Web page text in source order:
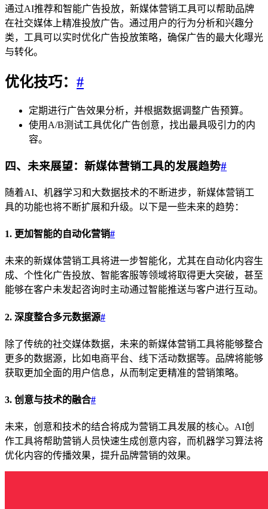
通过AI推荐和智能广告投放，新媒体营销工具可以帮助品牌
在社交媒体上精准投放广告。通过用户的行为分析和兴趣分
类，工具可以实时优化广告投放策略，确保广告的最大化曝光
与转化。
优化技巧： #
定期进行广告效果分析，并根据数据调整广告预算。
使用A/B测试工具优化广告创意，找出最具吸引力的内
容。
四、未来展望：新媒体营销工具的发展趋势#
随着AI、机器学习和大数据技术的不断进步，新媒体营销工
具的功能也将不断扩展和升级。以下是一些未来的趋势：
1. 更加智能的自动化营销#
未来的新媒体营销工具将进一步智能化，尤其在自动化内容生
成、个性化广告投放、智能客服等领域将取得更大突破，甚至
能够在客户未发起咨询时主动通过智能推送与客户进行互动。
2. 深度整合多元数据源#
除了传统的社交媒体数据，未来的新媒体营销工具将能够整合
更多的数据源，比如电商平台、线下活动数据等。品牌将能够
获取更加全面的用户信息，从而制定更精准的营销策略。
3. 创意与技术的融合#
未来，创意和技术的结合将成为营销工具发展的核心。AI创
作工具将帮助营销人员快速生成创意内容，而机器学习算法将
优化内容的传播效果，提升品牌营销的效果。